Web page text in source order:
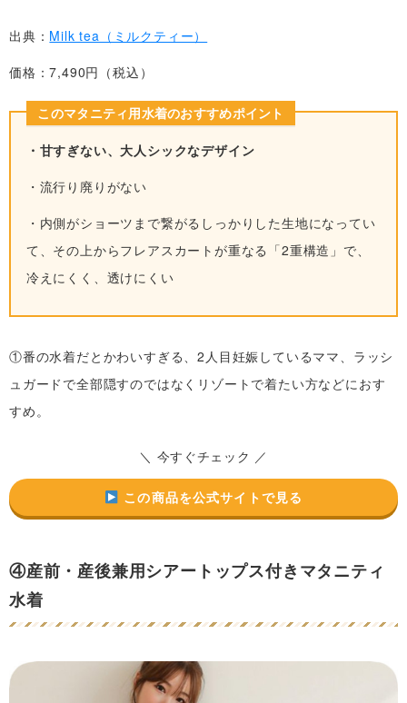
出典： Milk tea（ミルクティー）
価格：7,490円（税込）
このマタニティ用水着のおすすめポイント
・甘すぎない、大人シックなデザイン
・流行り廃りがない
・内側がショーツまで繋がるしっかりした生地になってい
て、その上からフレアスカートが重なる「2重構造」で、
冷えにくく、透けにくい
①番の水着だとかわいすぎる、2人目妊娠しているママ、ラッシ
ュガードで全部隠すのではなくリゾートで着たい方などにおす
すめ。
＼ 今すぐチェック ／
この商品を公式サイトで見る
④産前・産後兼用シアートップス付きマタニティ
水着